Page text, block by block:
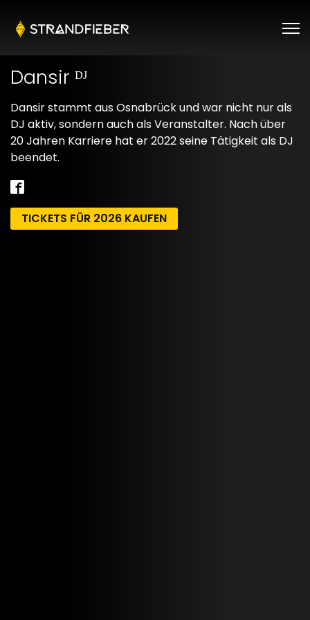
Dansir ᴰᴶ
Dansir stammt aus Osnabrück und war nicht nur als
DJ aktiv, sondern auch als Veranstalter. Nach über
20 Jahren Karriere hat er 2022 seine Tätigkeit als DJ
beendet.
TICKETS FÜR 2026 KAUFEN